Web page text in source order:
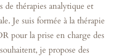
de thérapies analytique et
Je suis formée à la thérapie
pour la prise en charge des
je propose des